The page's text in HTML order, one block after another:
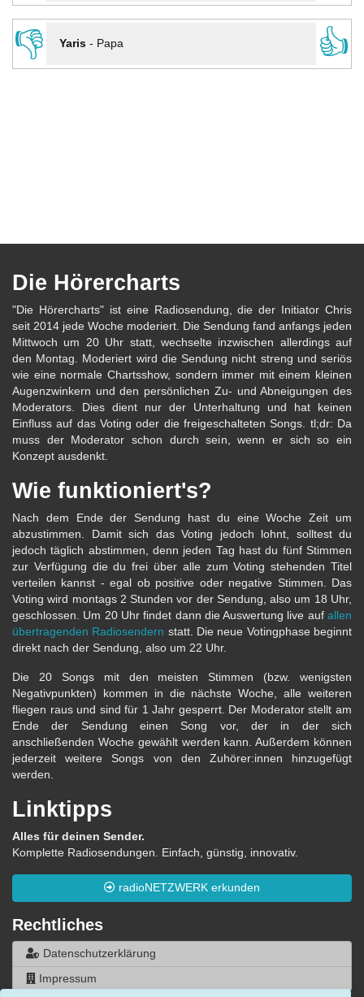
👎
Yaris- Papa 👍
Die Hörercharts
"Die Hörercharts" ist eine Radiosendung, die der Initiator Chris
seit 2014 jede Woche moderiert. Die Sendung fand anfangs jeden
Mittwoch um 20 Uhr statt, wechselte inzwischen allerdings auf
den Montag. Moderiert wird die Sendung nicht streng und seriös
wie eine normale Chartsshow, sondern immer mit einem kleinen
Augenzwinkern und den persönlichen Zu- und Abneigungen des
Moderators. Dies dient nur der Unterhaltung und hat keinen
Einfluss auf das Voting oder die freigeschalteten Songs. tl;dr: Da
muss der Moderator schon durch sein, wenn er sich so ein
Konzept ausdenkt.
Wie funktioniert's?
Nach dem Ende der Sendung hast du eine Woche Zeit um
abzustimmen. Damit sich das Voting jedoch lohnt, solltest du
jedoch täglich abstimmen, denn jeden Tag hast du fünf Stimmen
zur Verfügung die du frei über alle zum Voting stehenden Titel
verteilen kannst - egal ob positive oder negative Stimmen. Das
Voting wird montags 2 Stunden vor der Sendung, also um 18 Uhr,
geschlossen. Um 20 Uhr findet dann die Auswertung live auf allen
übertragenden Radiosendern statt. Die neue Votingphase beginnt
direkt nach der Sendung, also um 22 Uhr.
Die 20 Songs mit den meisten Stimmen (bzw. wenigsten
Negativpunkten) kommen in die nächste Woche, alle weiteren
fliegen raus und sind für 1 Jahr gesperrt. Der Moderator stellt am
Ende der Sendung einen Song vor, der in der sich
anschließenden Woche gewählt werden kann. Außerdem können
jederzeit weitere Songs von den Zuhörer:innen hinzugefügt
werden.
Linktipps
Alles für deinen Sender.
Komplette Radiosendungen. Einfach, günstig, innovativ.
radioNETZWERK erkunden
Rechtliches
Datenschutzerklärung
Impressum